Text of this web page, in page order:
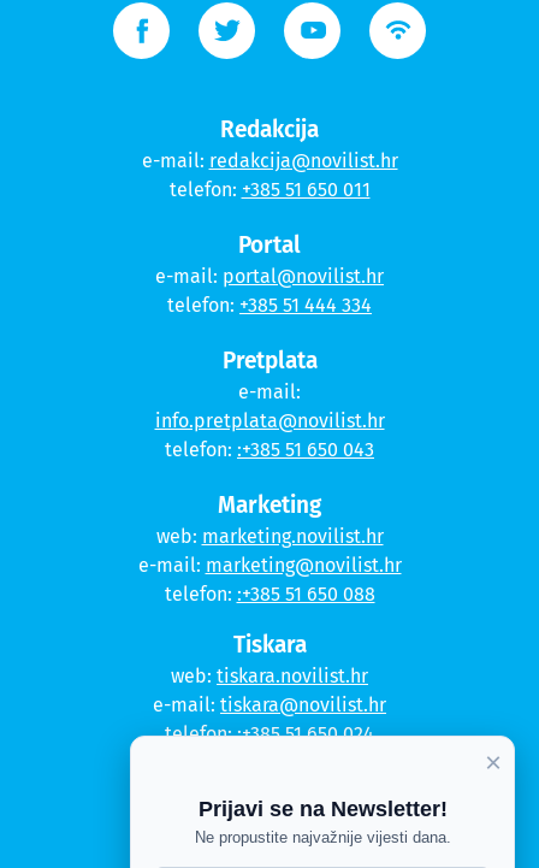
Redakcija
e-mail: redakcija@novilist.hr
telefon: +385 51 650 011
Portal
e-mail: portal@novilist.hr
telefon: +385 51 444 334
Pretplata
e-mail:
info.pretplata@novilist.hr
telefon: :+385 51 650 043
Marketing
web: marketing.novilist.hr
e-mail: marketing@novilist.hr
telefon: :+385 51 650 088
Tiskara
web: tiskara.novilist.hr
e-mail: tiskara@novilist.hr
telefon::+385 51 650 024
Kontakt
×
Prijavi se na Newsletter!
Ne propustite najvažnije vijesti dana.